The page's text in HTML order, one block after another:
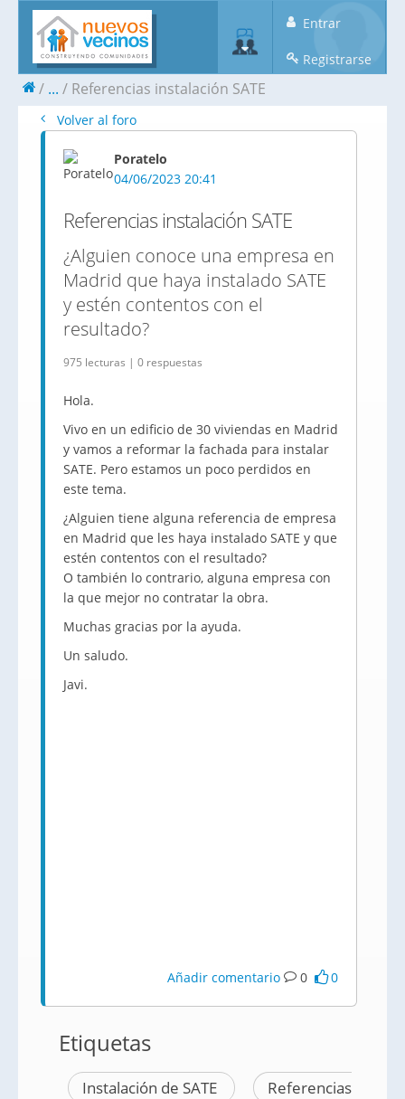
Entrar
Registrarse
... Referencias instalación SATE
Volver al foro
Poratelo
04/06/2023 20:41
Referencias instalación SATE
¿Alguien conoce una empresa en
Madrid que haya instalado SATE
y estén contentos con el
resultado?
975 lecturas | 0 respuestas
Hola.
Vivo en un edificio de 30 viviendas en Madrid
y vamos a reformar la fachada para instalar
SATE. Pero estamos un poco perdidos en
este tema.
¿Alguien tiene alguna referencia de empresa
en Madrid que les haya instalado SATE y que
estén contentos con el resultado?
O también lo contrario, alguna empresa con
la que mejor no contratar la obra.
Muchas gracias por la ayuda.
Un saludo.
Javi.
Añadir comentario 0 0
Etiquetas
Instalación de SATE Referencias